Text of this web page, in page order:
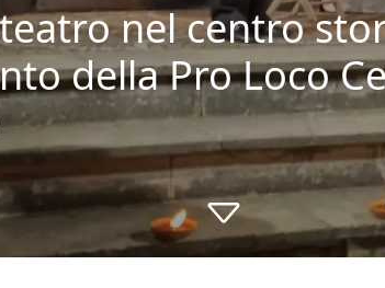
nel centro
della Pro Loco